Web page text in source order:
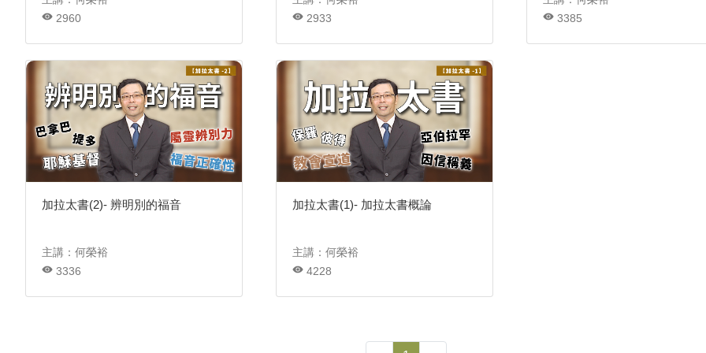
2960
2933
3385
加拉太書(2)- 辨明別的福音
主講：何榮裕
3336
加拉太書(1)- 加拉太書概論
主講：何榮裕
4228